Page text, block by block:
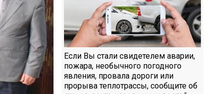
Если Вы стали свидетелем аварии,
пожара, необычного погодного
явления, провала дороги или
прорыва теплотрассы, сообщите об